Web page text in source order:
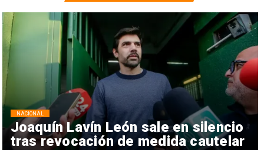
Joaquín Lavín León sale en silencio
tras revocación de medida cautelar
NACIONAL